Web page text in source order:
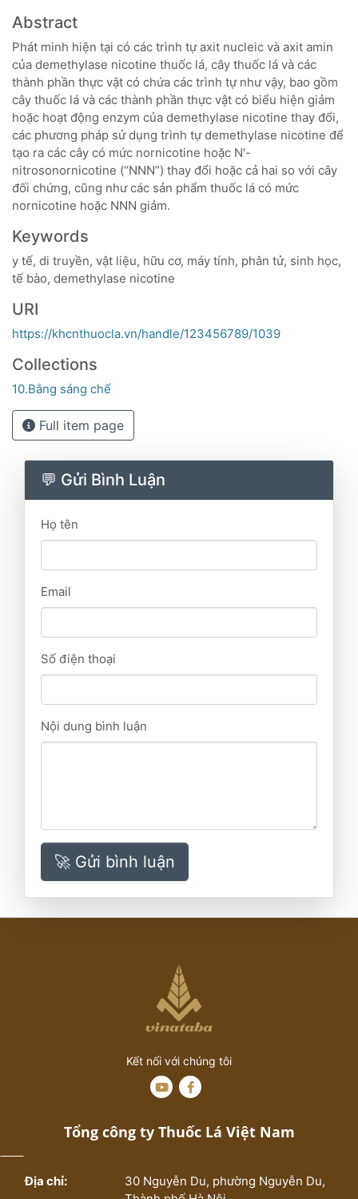
Abstract
Phát minh hiện tại có các trình tự axit nucleic và axit amin
của demethylase nicotine thuốc lá, cây thuốc lá và các
thành phần thực vật có chứa các trình tự như vậy, bao gồm
cây thuốc lá và các thành phần thực vật có biểu hiện giảm
hoặc hoạt động enzym của demethylase nicotine thay đổi,
các phương pháp sử dụng trình tự demethylase nicotine để
tạo ra các cây có mức nornicotine hoặc N′-
nitrosonornicotine (“NNN”) thay đổi hoặc cả hai so với cây
đối chứng, cũng như các sản phẩm thuốc lá có mức
nornicotine hoặc NNN giảm.
Keywords
y tế, di truyền, vật liệu, hữu cơ, máy tính, phân tử, sinh học,
tế bào, demethylase nicotine
URI
https://khcnthuocla.vn/handle/123456789/1039
Collections
10.Bằng sáng chế
Full item page
💬 Gửi Bình Luận
Họ tên
Email
Số điện thoại
Nội dung bình luận
🚀 Gửi bình luận
Kết nối với chúng tôi
Tổng công ty Thuốc Lá Việt Nam
Địa chỉ:
30 Nguyễn Du, phường Nguyễn Du,